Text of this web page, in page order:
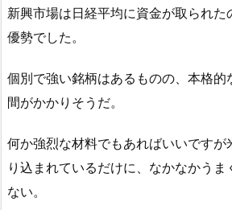
新興市場は日経平均に資金が取られた
優勢でした。
個別で強い銘柄はあるものの、本格的
間がかかりそうだ。
何か強烈な材料でもあればいいですが
り込まれているだけに、なかなかう
ない。